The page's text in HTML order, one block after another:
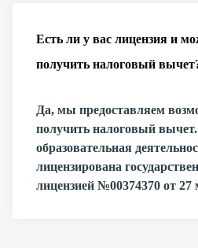
Есть ли у вас лицензия и
получить налоговый
Да, мы предоставляем
получить налоговый
образовательная
лицензирована
лицензией №00374370 от 27